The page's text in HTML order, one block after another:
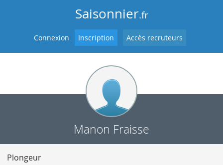
Saisonnier.fr
Connexion Inscription Accès recruteurs
Manon Fraisse
Plongeur